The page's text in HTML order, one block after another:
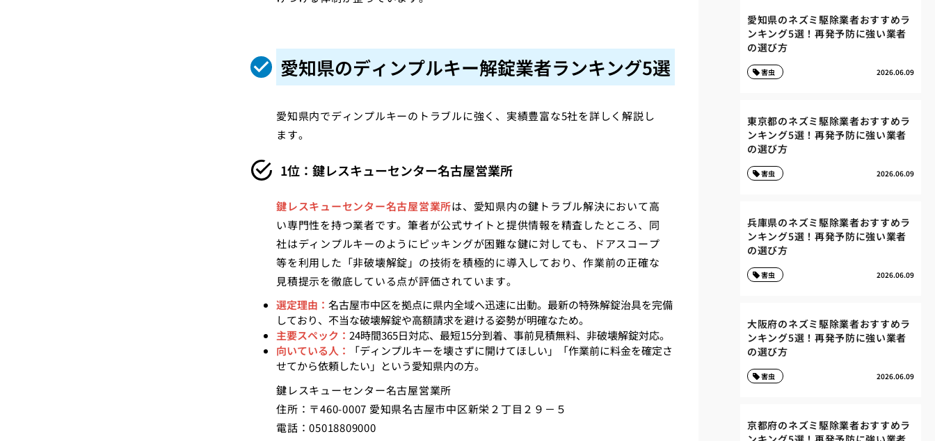
愛知県のディンプルキー解錠業者ランキング5選
愛知県内でディンプルキーのトラブルに強く、実績豊富な5社を詳しく解説し
ます。
1位：鍵レスキューセンター名古屋営業所
鍵レスキューセンター名古屋営業所は、愛知県内の鍵トラブル解決において高
い専門性を持つ業者です。筆者が公式サイトと提供情報を精査したところ、同
社はディンプルキーのようにピッキングが困難な鍵に対しても、ドアスコープ
等を利用した「非破壊解錠」の技術を積極的に導入しており、作業前の正確な
見積提示を徹底している点が評価されています。
選定理由： 名古屋市中区を拠点に県内全域へ迅速に出動。最新の特殊解錠治具を完備
しており、不当な破壊解錠や高額請求を避ける姿勢が明確なため。
主要スペック： 24時間365日対応、最短15分到着、事前見積無料、非破壊解錠対応。
向いている人：
「ディンプルキーを壊さずに開けてほしい」「作業前に料金を確定さ
せてから依頼したい」という愛知県内の方。
鍵レスキューセンター名古屋営業所
住所：〒460-0007 愛知県名古屋市中区新栄２丁目２９－５
電話：05018809000
愛知県のネズミ駆除業者おすすめラ
ンキング5選！再発予防に強い業者
の選び方
2026.06.09
害虫
東京都のネズミ駆除業者おすすめラ
ンキング5選！再発予防に強い業者
の選び方
2026.06.09
害虫
兵庫県のネズミ駆除業者おすすめラ
ンキング5選！再発予防に強い業者
の選び方
2026.06.09
害虫
大阪府のネズミ駆除業者おすすめラ
ンキング5選！再発予防に強い業者
の選び方
2026.06.09
害虫
京都府のネズミ駆除業者おすすめラ